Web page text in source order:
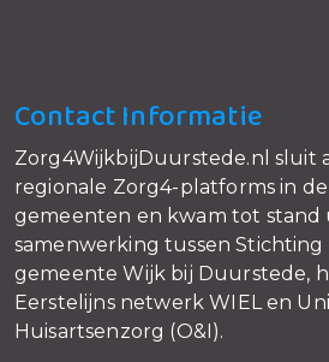
Contact Informatie
Zorg4WijkbijDuurstede.nl sluit
regionale Zorg4-platforms in
gemeenten en kwam tot stand
samenwerking tussen Stichting
gemeente Wijk bij Duurstede,
Eerstelijns netwerk WIEL en
Huisartsenzorg (O&I).